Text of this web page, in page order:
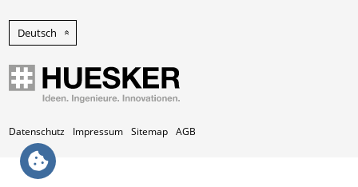
Deutsch
Datenschutz Impressum Sitemap AGB